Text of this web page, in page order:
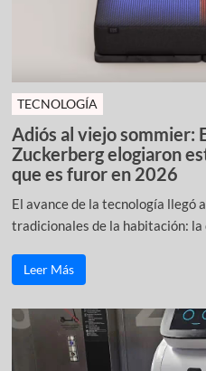
TECNOLOGÍA
Adiós al viejo sommier:
Zuckerberg elogiaron
que es furor en 2026
El avance de la tecnología llegó
tradicionales de la habitación: la
Leer Más